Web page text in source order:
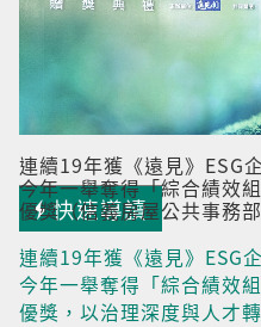
連續19年獲《遠見》ESG
今年一舉奪得「綜合績效
優獎（信義房屋公共事務
快速導讀
連續19年獲《遠見》ESG
今年一舉奪得「綜合績效
優獎，以治理深度與人才